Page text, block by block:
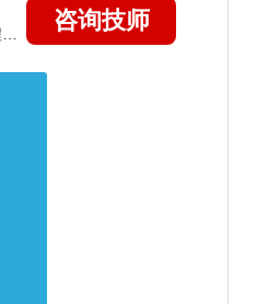
咨询技师